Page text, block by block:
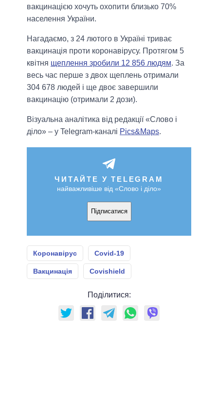
вакцинацією хочуть охопити близько 70%
населення України.
Нагадаємо, з 24 лютого в Україні триває
вакцинація проти коронавірусу. Протягом 5
квітня щеплення зробили 12 856 людям. За
весь час перше з двох щеплень отримали
304 678 людей і ще двоє завершили
вакцинацію (отримали 2 дози).
Візуальна аналітика від редакції «Слово і
діло» – у Telegram-каналі Pics&Maps.
ЧИТАЙТЕ У TELEGRAM
найважливіше від «Слово і діло»
Підписатися
Коронавірус Covid-19
Вакцинація Covishield
Поділитися: